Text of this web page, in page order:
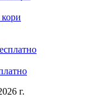
г.